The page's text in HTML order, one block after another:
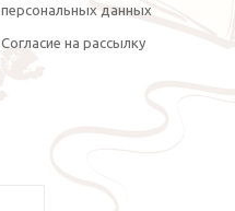
персональных данных
Согласие на рассылку